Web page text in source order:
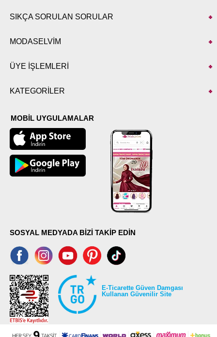
SIKÇA SORULAN SORULAR
MODASELVİM
ÜYE İŞLEMLERİ
KATEGORİLER
MOBİL UYGULAMALAR
SOSYAL MEDYADA BİZİ TAKİP EDİN
E-Ticarette Güven Damgası
Kullanan Güvenilir Site